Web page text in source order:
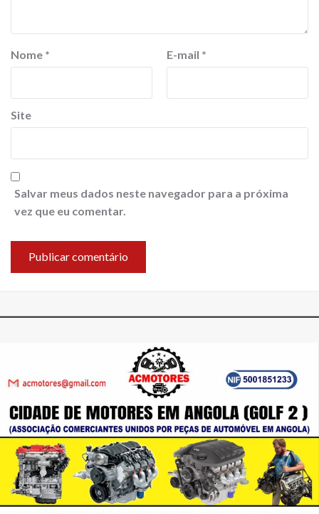
Nome * E-mail *
Site
Salvar meus dados neste navegador para a próxima
vez que eu comentar.